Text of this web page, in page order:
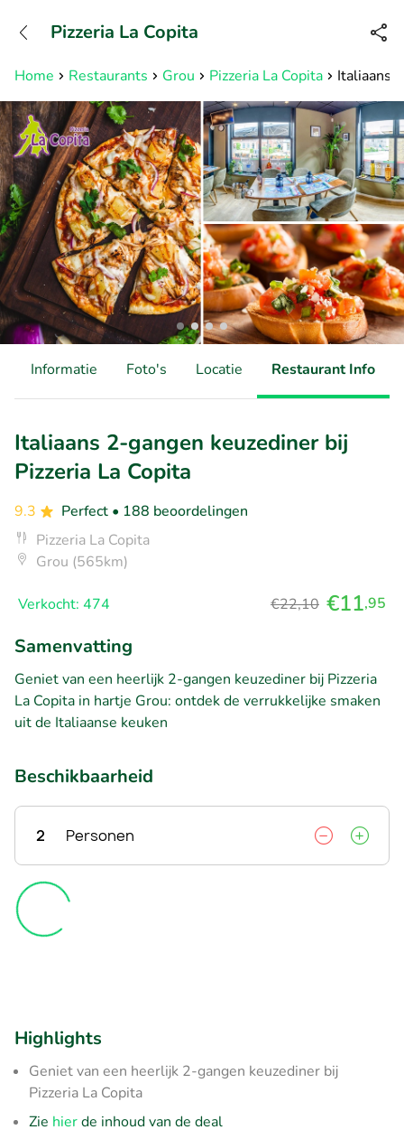
Bereikbaar tot 23:00 uur
Home Restaurants Grou Pizzeria La Copita Italiaans
Pizzeria La Copita
Informatie Foto's Locatie Restaurant Info
Italiaans 2-gangen keuzediner bij
Pizzeria La Copita
9.3 Perfect • 188 beoordelingen
Pizzeria La Copita
Grou (565km)
Verkocht: 474 €22,10 €11,95
Samenvatting
Geniet van een heerlijk 2-gangen keuzediner bij Pizzeria
La Copita in hartje Grou: ontdek de verrukkelijke smaken
uit de Italiaanse keuken
Beschikbaarheid
2 Personen
Highlights
Geniet van een heerlijk 2-gangen keuzediner bij
Pizzeria La Copita
Zie hierde inhoud van de deal